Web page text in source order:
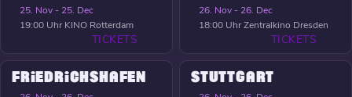
25. Nov - 25. Dec
19:00 Uhr KINO Rotterdam
TICKETS
26. Nov - 26. Dec
18:00 UhrZentralkino Dresden
TICKETS
FRIEDRICHSHAFEN STUTTGART